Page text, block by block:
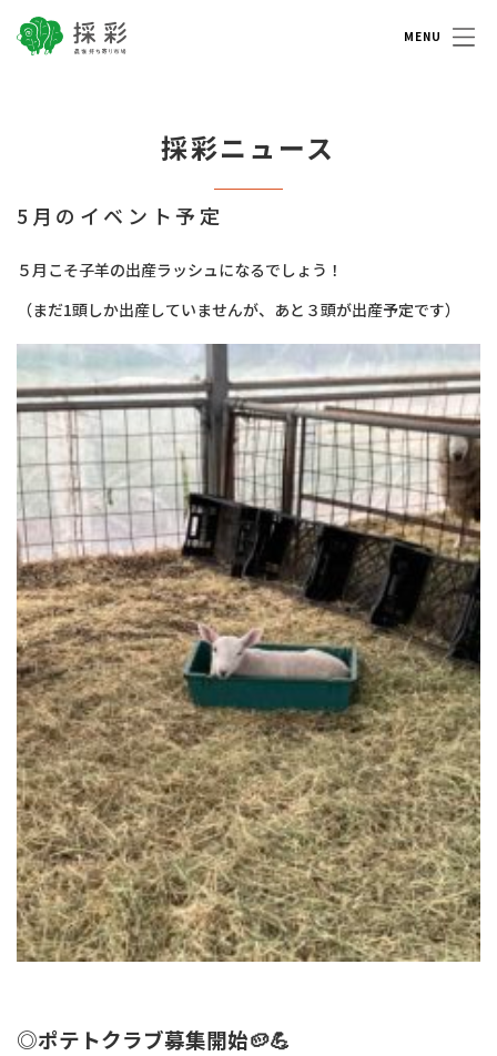
採彩 saisai 農家持ち寄り市場
採彩ニュース
5月のイベント予定
５月こそ子羊の出産ラッシュになるでしょう！
（まだ1頭しか出産していませんが、あと３頭が出産予定です）
◎ポテトクラブ募集開始🥔💪